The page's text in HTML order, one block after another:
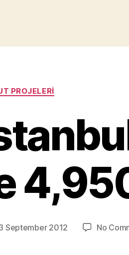
Categories
PROJELERI
September 2012 No